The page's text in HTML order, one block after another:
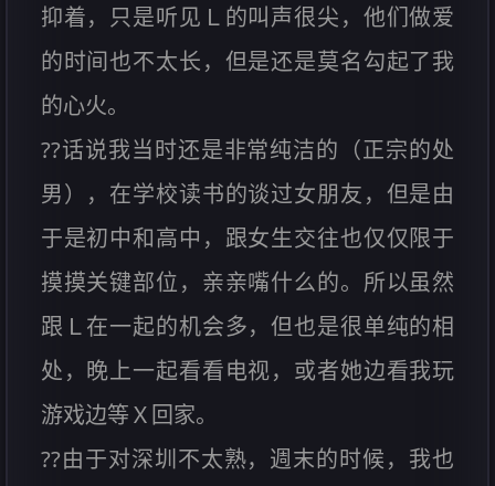
抑着，只是听见Ｌ的叫声很尖，他们做爱
的时间也不太长，但是还是莫名勾起了我
的心火。
??话说我当时还是非常纯洁的（正宗的处
男），在学校读书的谈过女朋友，但是由
于是初中和高中，跟女生交往也仅仅限于
摸摸关键部位，亲亲嘴什么的。所以虽然
跟Ｌ在一起的机会多，但也是很单纯的相
处，晚上一起看看电视，或者她边看我玩
游戏边等Ｘ回家。
??由于对深圳不太熟，週末的时候，我也